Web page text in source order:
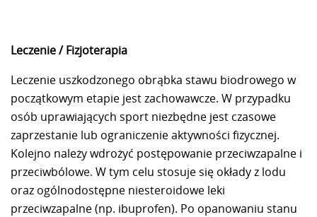
Leczenie / Fizjoterapia
Leczenie uszkodzonego obrąbka stawu biodrowego w
początkowym etapie jest zachowawcze. W przypadku
osób uprawiających sport niezbędne jest czasowe
zaprzestanie lub ograniczenie aktywności fizycznej.
Kolejno należy wdrożyć postępowanie przeciwzapalne i
przeciwbólowe. W tym celu stosuje się okłady z lodu
oraz ogólnodostępne niesteroidowe leki
przeciwzapalne (np. ibuprofen). Po opanowaniu stanu